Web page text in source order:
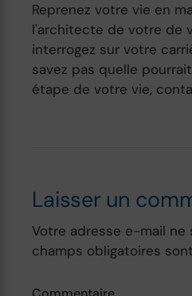
Reprenez votre vie en
l'architecte de votre de
interrogez sur votre
savez pas quelle
étape de votre vie,
Laisser un
Votre adresse e-mail ne
champs obligatoires